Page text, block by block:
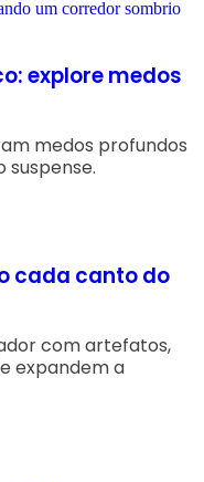
explore medos
medos profundos
cada canto do
com artefatos,
expandem a